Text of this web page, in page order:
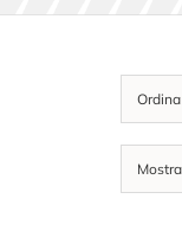
Mostra